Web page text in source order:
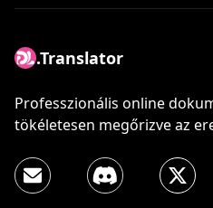
.Translator
Professzionális online
tökéletesen megőrizve az